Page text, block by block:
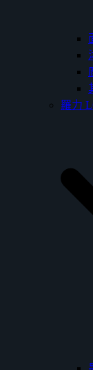
羅力